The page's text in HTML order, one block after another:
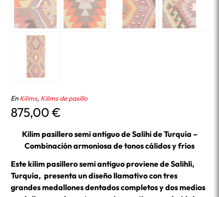
EnKilims, Kilims de pasillo
875,00€
Kilim pasillero semi antiguo de Salihi de Turquía –
Combinación armoniosa de tonos cálidos y fríos
Este kilim pasillero semi antiguo proviene de Salihli,
Turquía, presenta un diseño llamativo con tres
grandes medallones dentados completos y dos medios